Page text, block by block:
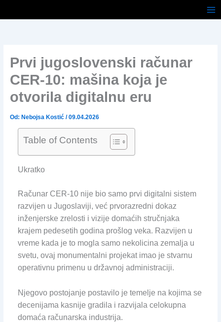
Prvi jugoslovenski računar
CER-10: mašina koja je
otvorila digitalnu eru
Od: Nebojsa Kostić /09.04.2026
Table of Contents
Ukratko
Računar CER-10 nije bio samo prvi digitalni sistem
razvijen u Jugoslaviji, već prvorazredni dokaz
inženjerske zrelosti i vizije domaćih stručnjaka
krajem pedesetih godina prošlog veka. Razvijen u
vreme kada je to mogla samo nekolicina zemalja u
svetu, ovaj monumentalni projekat imao je stvarnu
operativnu primenu u državnoj administraciji.
Njegovo postojanje postavilo je temelje na kojima se
decenijama kasnije gradila i razvijala celokupna
domaća računarska industrija.